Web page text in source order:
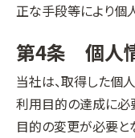
正な手段等により個
第4条 個人
当社は、取得した個
利用目的の達成に必
目的の変更が必要と